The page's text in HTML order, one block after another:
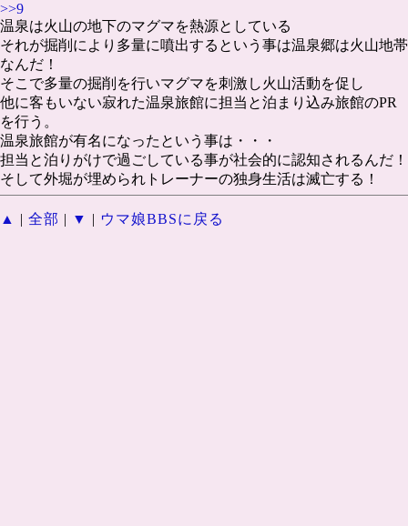
>>9
温泉は火山の地下のマグマを熱源としている
それが掘削により多量に噴出するという事は温泉郷は火山地帯
なんだ！
そこで多量の掘削を行いマグマを刺激し火山活動を促し
他に客もいない寂れた温泉旅館に担当と泊まり込み旅館のPR
を行う。
温泉旅館が有名になったという事は・・・
担当と泊りがけで過ごしている事が社会的に認知されるんだ！
そして外堀が埋められトレーナーの独身生活は滅亡する！
▲ | 全部 | ▼ | ウマ娘BBSに戻る